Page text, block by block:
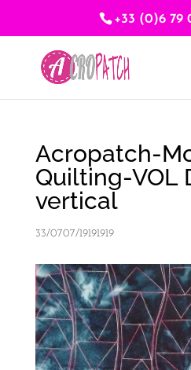
+33 (0)6 79
Acropatch-
Quilting-VOL
vertical
33/0707/19191919